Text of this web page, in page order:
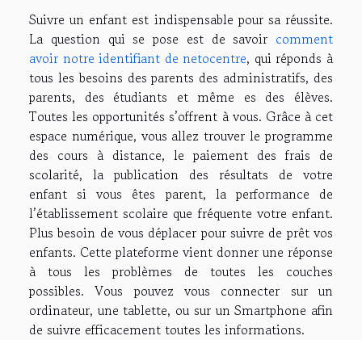
Suivre un enfant est indispensable pour sa réussite.
La question qui se pose est de savoir comment
avoir notre identifiant de netocentre, qui réponds à
tous les besoins des parents des administratifs, des
parents, des étudiants et même es des élèves.
Toutes les opportunités s’offrent à vous. Grâce à cet
espace numérique, vous allez trouver le programme
des cours à distance, le paiement des frais de
scolarité, la publication des résultats de votre
enfant si vous êtes parent, la performance de
l’établissement scolaire que fréquente votre enfant.
Plus besoin de vous déplacer pour suivre de prêt vos
enfants. Cette plateforme vient donner une réponse
à tous les problèmes de toutes les couches
possibles. Vous pouvez vous connecter sur un
ordinateur, une tablette, ou sur un Smartphone afin
de suivre efficacement toutes les informations.